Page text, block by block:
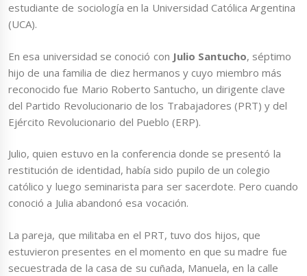
estudiante de sociología en la Universidad Católica Argentina
(UCA).
En esa universidad se conoció con Julio Santucho, séptimo
hijo de una familia de diez hermanos y cuyo miembro más
reconocido fue Mario Roberto Santucho, un dirigente clave
del Partido Revolucionario de los Trabajadores (PRT) y del
Ejército Revolucionario del Pueblo (ERP).
Julio, quien estuvo en la conferencia donde se presentó la
restitución de identidad, había sido pupilo de un colegio
católico y luego seminarista para ser sacerdote. Pero cuando
conoció a Julia abandonó esa vocación.
La pareja, que militaba en el PRT, tuvo dos hijos, que
estuvieron presentes en el momento en que su madre fue
secuestrada de la casa de su cuñada, Manuela, en la calle